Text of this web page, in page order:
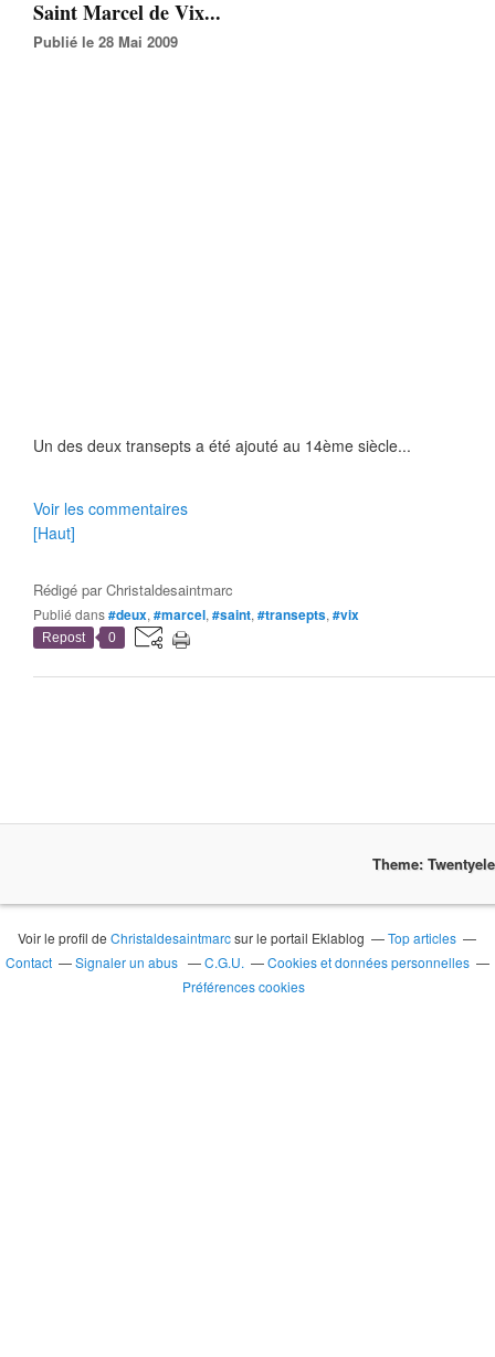
Saint Marcel de Vix...
Publié le 28 Mai 2009
Un des deux transepts a été ajouté au 14ème siècle...
Voir les commentaires
[Haut]
Rédigé parChristaldesaintmarc
Publié dans#deux, #marcel, #saint, #transepts, #vix
Repost 0
Theme:
Voir le profil deChristaldesaintmarcsur le portail Eklablog
Top articles
Contact
Signaler un abus C.G.U.
Cookies et données personnelles
Préférences cookies